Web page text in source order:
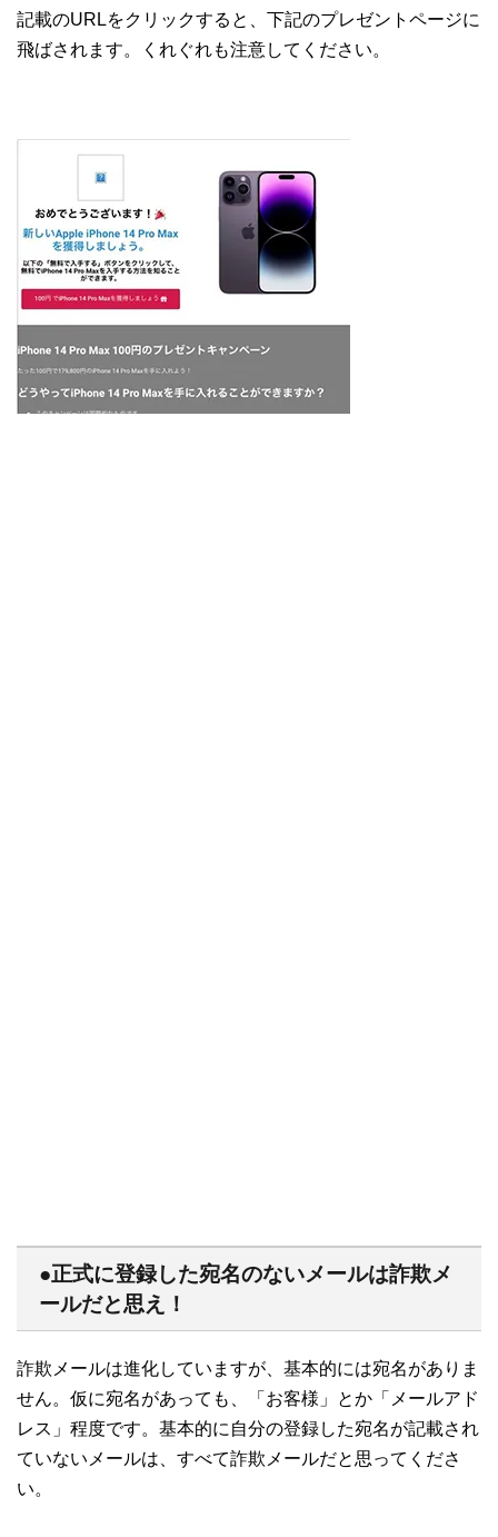
記載のURLをクリックすると、下記のプレゼントページに
飛ばされます。くれぐれも注意してください。
●正式に登録した宛名のないメールは詐欺メ
ールだと思え！
詐欺メールは進化していますが、基本的には宛名がありま
せん。仮に宛名があっても、「お客様」とか「メールアド
レス」程度です。基本的に自分の登録した宛名が記載され
ていないメールは、すべて詐欺メールだと思ってくださ
い。